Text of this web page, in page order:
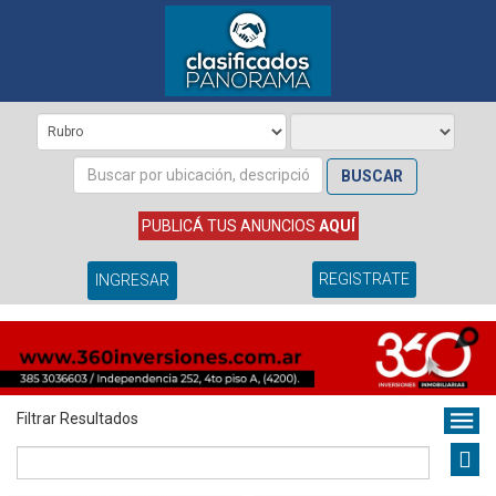
BUSCAR
PUBLICÁ TUS ANUNCIOS AQUÍ
INGRESAR REGISTRATE
Filtrar Resultados